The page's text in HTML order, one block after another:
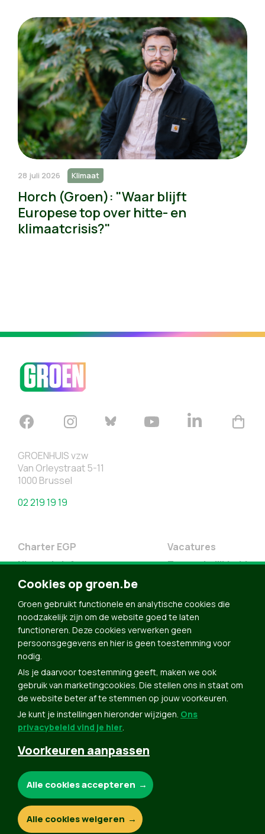
28 juli 2026 Klimaat
Horch (Groen): "Waar blijft
Europese top over hitte- en
klimaatcrisis?"
GROENHUIS vzw
Van Orleystraat 5-11
1000 Brussel
02 219 19 19
Charter EGP
Nieuwsbrief
Doe Mee
Contact
Groen in je buurt
Meldpunt
Vacatures
Toegankelijkheid
Word lid
Agenda
Bekijk kalender
Verleng je lidmaatschap
Programma oktober 2024
Programma juni 2024
Downloads
Webshop
© Copyright Groen 2026 | Gemaakt met
Cookies op groen.be
Groen gebruikt functionele en analytische cookies die
noodzakelijk zijn om de website goed te laten
functioneren. Deze cookies verwerken geen
persoonsgegevens en hier is geen toestemming voor
nodig.
Als je daarvoor toestemming geeft, maken we ook
gebruik van marketingcookies. Die stellen ons in staat om
de website beter af te stemmen op jouw voorkeuren.
Je kunt je instellingen hieronder wijzigen. Ons
privacybeleid vind je hier.
Voorkeuren aanpassen
Analytische cookies:
Alle cookies accepteren
Alle cookies weigeren